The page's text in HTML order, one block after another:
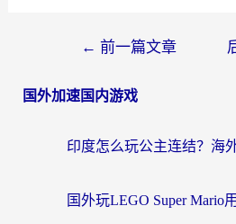
← 前一篇文章
国外加速国内游戏